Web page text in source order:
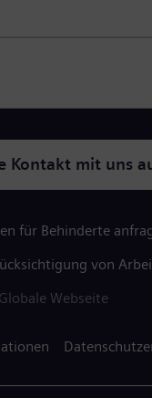
Kontakt mit uns
für Behinderte
von
Globale Webseite